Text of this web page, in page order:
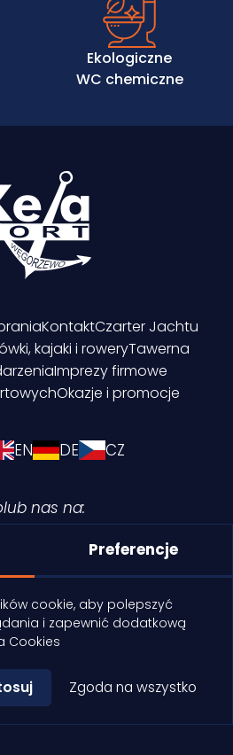
Ekologiczne
WC chemiczne
KontaktCzarter Jachtu
kajaki i roweryTawerna
Imprezy firmowe
Okazje i promocje
EN DE CZ
nas na:
cookies
199
Preferencje
cookie, aby polepszyć
i zapewnić dodatkową
Cookies
Zgoda na wszystko